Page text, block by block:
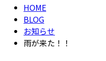
HOME
BLOG
お知らせ
雨が来た！！